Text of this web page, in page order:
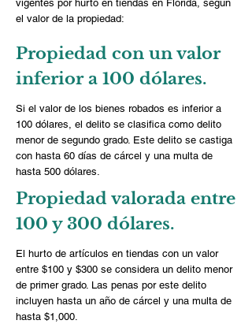
vigentes por hurto en tiendas en Florida, según
el valor de la propiedad:
Propiedad con un valor
inferior a 100 dólares.
Si el valor de los bienes robados es inferior a
100 dólares, el delito se clasifica como delito
menor de segundo grado. Este delito se castiga
con hasta 60 días de cárcel y una multa de
hasta 500 dólares.
Propiedad valorada entre
100 y 300 dólares.
El hurto de artículos en tiendas con un valor
entre $100 y $300 se considera un delito menor
de primer grado. Las penas por este delito
incluyen hasta un año de cárcel y una multa de
hasta $1,000.